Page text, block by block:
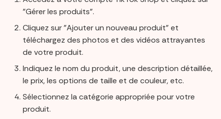
"Gérer les produits".
Cliquez sur "Ajouter un nouveau produit" et
téléchargez des photos et des vidéos attrayantes
de votre produit.
Indiquez le nom du produit, une description détaillée,
le prix, les options de taille et de couleur, etc.
Sélectionnez la catégorie appropriée pour votre
produit.